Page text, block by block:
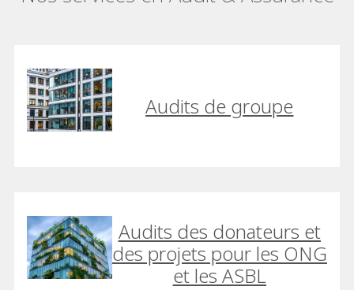
Audits de groupe
Audits des donateurs et
des projets pour les ONG
et les ASBL